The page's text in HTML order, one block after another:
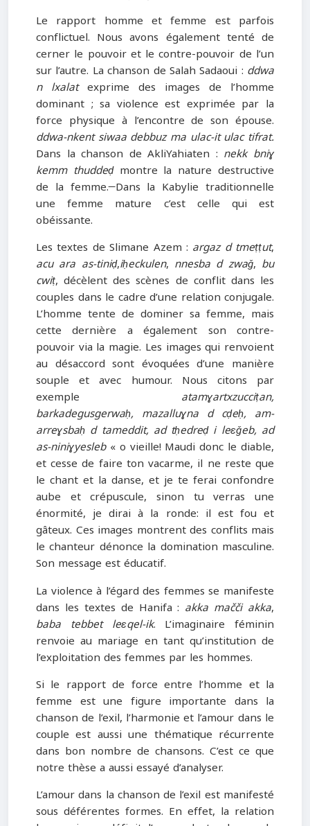
Le rapport homme et femme est parfois
conflictuel. Nous avons également tenté de
cerner le pouvoir et le contre-pouvoir de l’un
sur l’autre. La chanson de Salah Sadaoui : ddwa
n lxalatexprime des images de l’homme
dominant ; sa violence est exprimée par la
force physique à l’encontre de son épouse.
ddwa-nkent siwaa debbuz ma ulac-it ulac tifrat.
Dans la chanson de AkliYahiaten : nekk bniɣ
kemm thuddeḍmontre la nature destructive
de la femme. Dans la Kabylie traditionnelle
une femme mature c’est celle qui est
obéissante.
Les textes de Slimane Azem : argaz d tmeṭṭut,
acu ara as-tiniḍ,iḥeckulen, nnesba d zwaǧ, bu
cwiṭ, décèlent des scènes de conflit dans les
couples dans le cadre d’une relation conjugale.
L’homme tente de dominer sa femme, mais
cette dernière a également son contre-
pouvoir via la magie. Les images qui renvoient
au désaccord sont évoquées d’une manière
souple et avec humour. Nous citons par
exemple atamɣartxzucciṭan,
barkadegusgerwaḥ, mazalluɣna d cḍeḥ, am-
arreɣsbaḥ d tameddit, ad tḥedreḍ i leɛǧeb, ad
as-niniɣyesleb« o vieille! Maudi donc le diable,
et cesse de faire ton vacarme, il ne reste que
le chant et la danse, et je te ferai confondre
aube et crépuscule, sinon tu verras une
énormité, je dirai à la ronde: il est fou et
gâteux. Ces images montrent des conflits mais
le chanteur dénonce la domination masculine.
Son message est éducatif.
La violence à l’égard des femmes se manifeste
dans les textes de Hanifa : akka mačči akka,
baba tebbet leɛqel-ik. L’imaginaire féminin
renvoie au mariage en tant qu’institution de
l’exploitation des femmes par les hommes.
Si le rapport de force entre l’homme et la
femme est une figure importante dans la
chanson de l’exil, l’harmonie et l’amour dans le
couple est aussi une thématique récurrente
dans bon nombre de chansons. C’est ce que
notre thèse a aussi essayé d’analyser.
L’amour dans la chanson de l’exil est manifesté
sous déférentes formes. En effet, la relation